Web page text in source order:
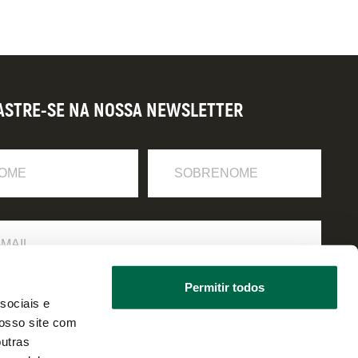
e
site com
Permitir todos
SE NA NOSSA NEWSLETTER
li e estou de acordo com a